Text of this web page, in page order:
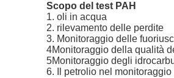
Scopo del test PAH
1. oli in acqua
2. rilevamento delle perdite
3. Monitoraggio delle
4Monitoraggio della qualità
5Monitoraggio degli
6. Il petrolio nel